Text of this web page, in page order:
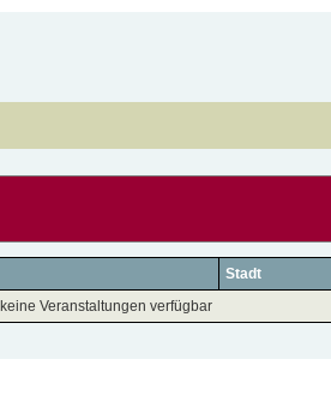
Stadt
Veranstaltungen verfügbar